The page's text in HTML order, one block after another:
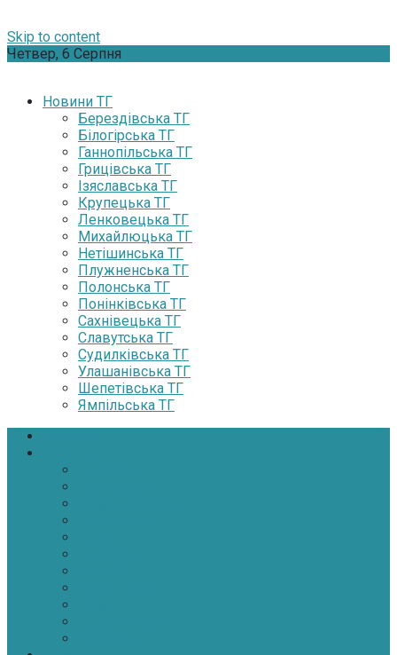
Skip to content
Четвер, 6 Серпня
Новини ТГ
Берездівська ТГ
Білогірська ТГ
Ганнопільська ТГ
Грицівська ТГ
Ізяславська ТГ
Крупецька ТГ
Ленковецька ТГ
Михайлюцька ТГ
Нетішинська ТГ
Плужненська ТГ
Полонська ТГ
Понінківська ТГ
Сахнівецька ТГ
Славутська ТГ
Судилківська ТГ
Улашанівська ТГ
Шепетівська ТГ
Ямпільська ТГ